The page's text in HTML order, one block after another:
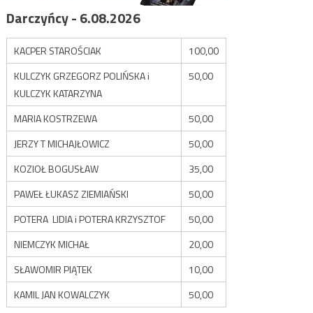
Darczyńcy - 6.08.2026
KACPER STAROŚCIAK
100,00
KULCZYK GRZEGORZ POLIŃSKA i
KULCZYK KATARZYNA
50,00
MARIA KOSTRZEWA
50,00
JERZY T MICHAJŁOWICZ
50,00
KOZIOŁ BOGUSŁAW
35,00
PAWEŁ ŁUKASZ ZIEMIAŃSKI
50,00
POTERA LIDIA i POTERA KRZYSZTOF
50,00
NIEMCZYK MICHAŁ
20,00
SŁAWOMIR PIĄTEK
10,00
KAMIL JAN KOWALCZYK
50,00